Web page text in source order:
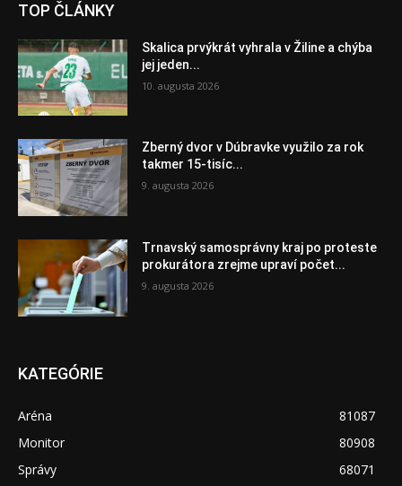
TOP ČLÁNKY
Skalica prvýkrát vyhrala v Žiline a chýba
jej jeden...
10. augusta 2026
Zberný dvor v Dúbravke využilo za rok
takmer 15-tisíc...
9. augusta 2026
Trnavský samosprávny kraj po proteste
prokurátora zrejme upraví počet...
9. augusta 2026
KATEGÓRIE
Aréna
81087
Monitor
80908
Správy
68071